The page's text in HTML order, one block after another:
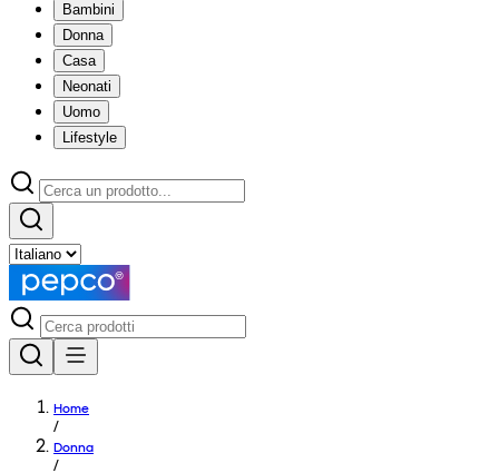
Bambini
Donna
Casa
Neonati
Uomo
Lifestyle
Home
/
Donna
/